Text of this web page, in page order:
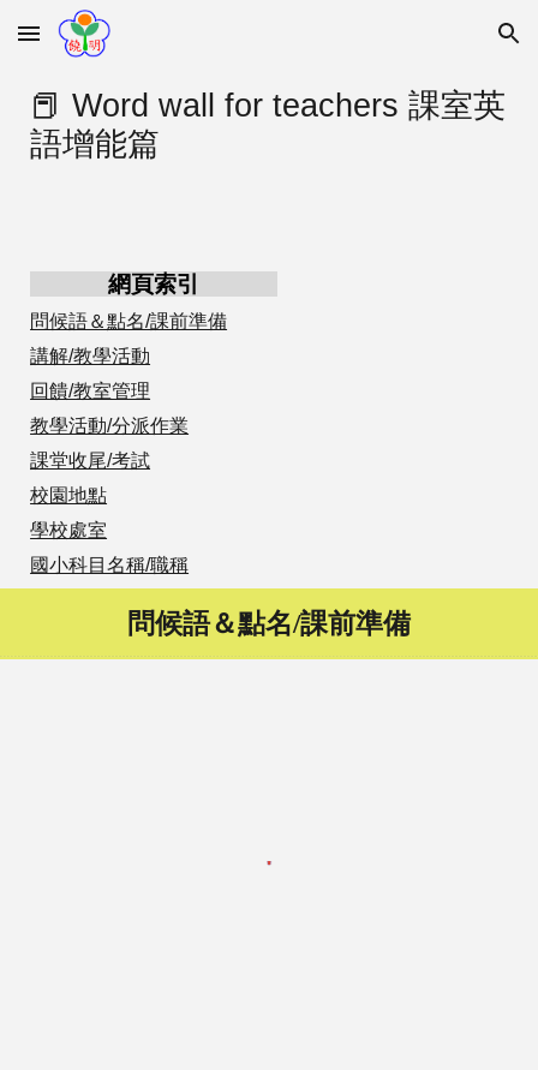
Skip to main content Skip to navigation
📕 Word wall for teachers 課室英
語增能篇
網頁索引
問候語＆點名/課前準備
講解/教學活動
回饋/教室管理
教學活動/分派作業
課堂收尾/考試
校園地點
學校處室
國小科目名稱/職稱
問候語＆點名/課前準備